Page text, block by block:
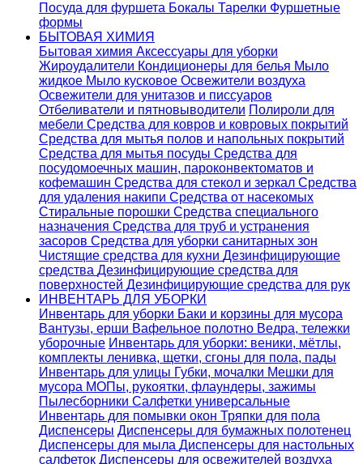
Посуда для фуршета Бокалы Тарелки Фуршетные
формы
БЫТОВАЯ ХИМИЯ
Бытовая химия Аксессуары для уборки
Жироудалители Кондиционеры для белья Мыло
жидкое Мыло кусковое Освежители воздуха
Освежители для унитазов и писсуаров
Отбеливатели и пятновыводители Полироли для
мебели Средства для ковров и ковровых покрытий
Средства для мытья полов и напольных покрытий
Средства для мытья посуды Средства для
посудомоечных машин, пароконвектоматов и
кофемашин Средства для стекол и зеркал Средства
для удаления накипи Средства от насекомых
Стиральные порошки Cредства специального
назначения Средства для труб и устранения
засоров Средства для уборки санитарных зон
Чистящие средства для кухни Дезинфицирующие
средства Дезинфицирующие средства для
поверхностей Дезинфицирующие средства для рук
ИНВЕНТАРЬ ДЛЯ УБОРКИ
Инвентарь для уборки Баки и корзины для мусора
Вантузы, ерши Вафельное полотно Ведра, тележки
уборочные Инвентарь для уборки: веники, мётлы,
комплекты ленивка, щетки, сгоны для пола, пады
Инвентарь для улицы Губки, мочалки Мешки для
мусора МОПы, рукоятки, флаундеры, зажимы
Пылесборники Салфетки универсальные
Инвентарь для помывки окон Тряпки для пола
Диспенсеры Диспенсеры для бумажных полотенец
Диспенсеры для мыла Диспенсеры для настольных
салфеток Диспенсеры для освежителей воздуха